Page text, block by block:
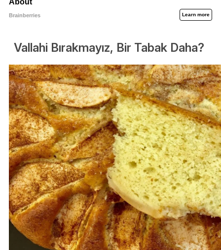
Vallahi Bırakmayız, Bir Tabak Daha?